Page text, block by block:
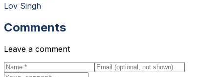
Lov Singh
Comments
Leave a comment